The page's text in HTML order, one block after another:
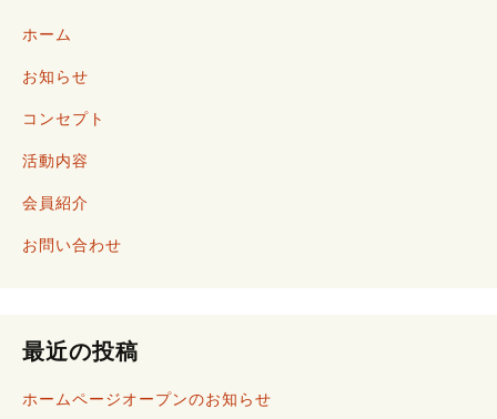
稿
ナ
ビ
ゲ
ホーム
お知らせ
コンセプト
活動内容
会員紹介
お問い合わせ
最近の投稿
ホームページオープンのお知らせ